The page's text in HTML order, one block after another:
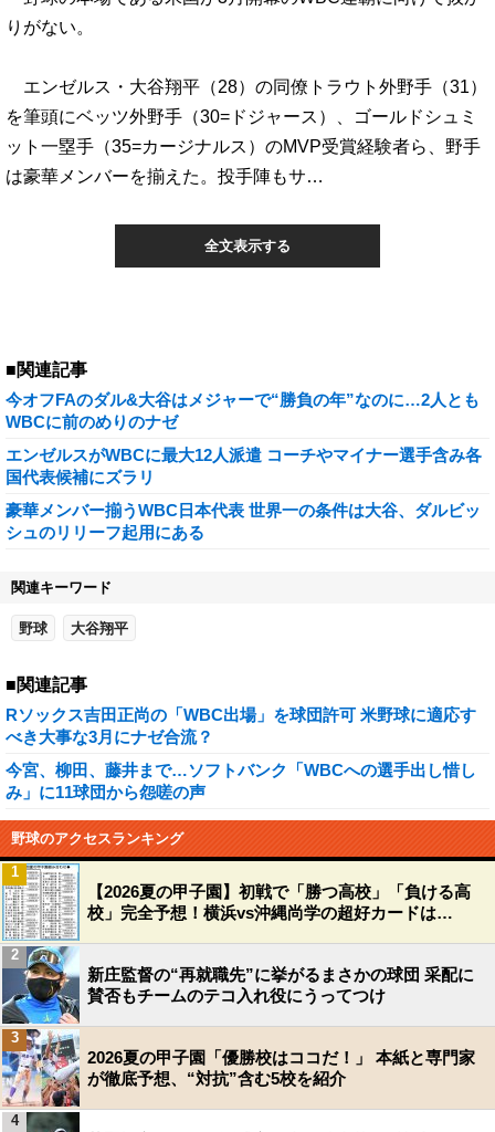
りがない。
エンゼルス・大谷翔平（28）の同僚トラウト外野手（31）
を筆頭にベッツ外野手（30=ドジャース）、ゴールドシュミ
ット一塁手（35=カージナルス）のMVP受賞経験者ら、野手
は豪華メンバーを揃えた。投手陣もサ…
全文表示する
■関連記事
今オフFAのダル&大谷はメジャーで“勝負の年”なのに…2人とも
WBCに前のめりのナゼ
エンゼルスがWBCに最大12人派遣 コーチやマイナー選手含み各
国代表候補にズラリ
豪華メンバー揃うWBC日本代表 世界一の条件は大谷、ダルビッ
シュのリリーフ起用にある
関連キーワード
野球 大谷翔平
■関連記事
Rソックス吉田正尚の「WBC出場」を球団許可 米野球に適応す
べき大事な3月にナゼ合流？
今宮、柳田、藤井まで…ソフトバンク「WBCへの選手出し惜し
み」に11球団から怨嗟の声
野球のアクセスランキング
【2026夏の甲子園】初戦で「勝つ高校」「負ける高
校」完全予想！横浜vs沖縄尚学の超好カードは…
1
新庄監督の“再就職先”に挙がるまさかの球団 采配に
賛否もチームのテコ入れ役にうってつけ
2
2026夏の甲子園「優勝校はココだ！」 本紙と専門家
が徹底予想、“対抗”含む5校を紹介
3
4